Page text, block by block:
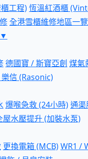
工程)恆溫紅酒櫃
全港雪櫃維修地區一覽
▼
德國寶 / 斯寶亞創 煤氣
信 (Rasonic)
爆喉急救 (24小時)通
屋水壓提升 (加裝水泵)
更換電箱 (MCB)WR1 /